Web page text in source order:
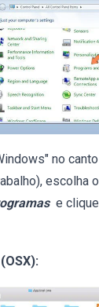
no
escolha o
e